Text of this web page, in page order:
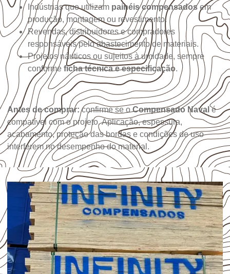
Indústrias que utilizam painéis compensadosem
produção, montagem ou revestimento.
Revendas, distribuidores e compradores
responsáveis pelo abastecimento de materiais.
Projetos náuticos ou sujeitos à umidade, sempre
conforme ficha técnica e especificação.
Antes de comprar:confirme se oCompensado Naval é
compatível com o projeto. Aplicação, espessura,
acabamento, proteção das bordas e condições de uso
interferem no desempenho do material.